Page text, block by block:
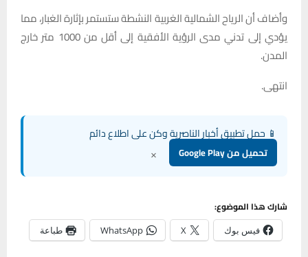
وأضاف أن الرياح الشمالية الغربية النشطة ستستمر بإثارة الغبار، مما
يؤدي إلى تدني مدى الرؤية الأفقية إلى أقل من 1000 متر خارج
المدن.
انتهى.
📱 حمل تطبيق أخبار الناصرية وكن على اطلاع دائم
تحميل من Google Play ×
شارك هذا الموضوع:
فيس بوك X
WhatsApp طباعة